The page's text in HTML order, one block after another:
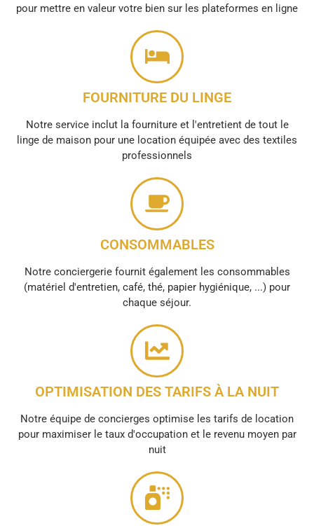
pour mettre en valeur votre bien sur les plateformes en ligne
FOURNITURE DU LINGE
Notre service inclut la fourniture et l'entretient de tout le
linge de maison pour une location équipée avec des textiles
professionnels
CONSOMMABLES
Notre conciergerie fournit également les consommables
(matériel d'entretien, café, thé, papier hygiénique, ...) pour
chaque séjour.
OPTIMISATION DES TARIFS À LA NUIT
Notre équipe de concierges optimise les tarifs de location
pour maximiser le taux d'occupation et le revenu moyen par
nuit